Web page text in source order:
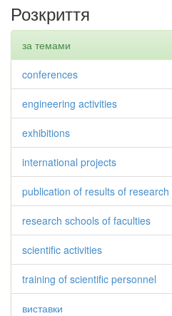
Розкриття
за темами
conferences
engineering activities
exhibitions
international projects
publication of results of research
research schools of faculties
scientific activities
training of scientific personnel
виставки